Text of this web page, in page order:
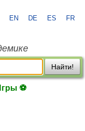
EN DE ES FR
Найти!
⚽